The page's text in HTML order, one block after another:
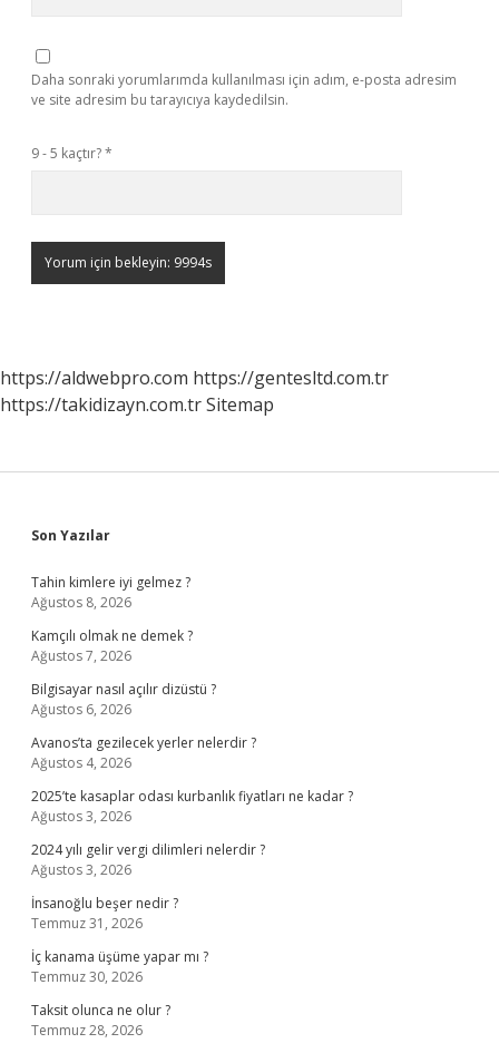
Daha sonraki yorumlarımda kullanılması için adım, e-posta adresim
ve site adresim bu tarayıcıya kaydedilsin.
9 - 5 kaçtır?*
https://aldwebpro.com https://gentesltd.com.tr
https://takidizayn.com.trSitemap
Sidebar
Son Yazılar
Tahin kimlere iyi gelmez ?
Ağustos 8, 2026
Kamçılı olmak ne demek ?
Ağustos 7, 2026
Bilgisayar nasıl açılır dizüstü ?
Ağustos 6, 2026
Avanos’ta gezilecek yerler nelerdir ?
Ağustos 4, 2026
2025’te kasaplar odası kurbanlık fiyatları ne kadar ?
Ağustos 3, 2026
2024 yılı gelir vergi dilimleri nelerdir ?
Ağustos 3, 2026
İnsanoğlu beşer nedir ?
Temmuz 31, 2026
İç kanama üşüme yapar mı ?
Temmuz 30, 2026
Taksit olunca ne olur ?
Temmuz 28, 2026